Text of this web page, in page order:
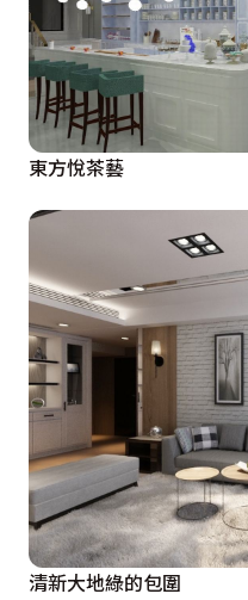
東方悅茶藝
清新大地綠的包圍